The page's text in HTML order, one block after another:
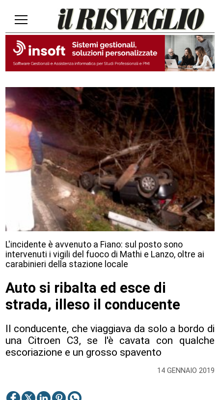
14 GENNAIO 2019
L'incidente è avvenuto a Fiano: sul posto sono
intervenuti i vigili del fuoco di Mathi e Lanzo, oltre ai
carabinieri della stazione locale
Auto si ribalta ed esce di
strada, illeso il conducente
Il conducente, che viaggiava da solo a bordo di
una Citroen C3, se l'è cavata con qualche
escoriazione e un grosso spavento